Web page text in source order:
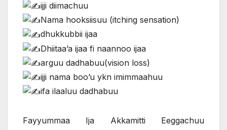
ijji diimachuu
Nama hooksiisuu (itching sensation)
dhukkubbii ijaa
Dhiitaa’a ijaa fi naannoo ijaa
arguu dadhabuu(vision loss)
ijji nama boo’u ykn imimmaahuu
ifa ilaaluu dadhabuu
Fayyummaa Ija Akkamitti Eeggachuu